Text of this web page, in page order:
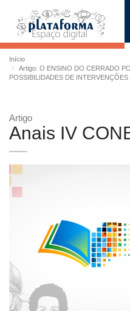
Início
Artigo: O ENSINO DO CERRADO
POSSIBILIDADES DE INTERVENÇÕES
Artigo
Anais IV